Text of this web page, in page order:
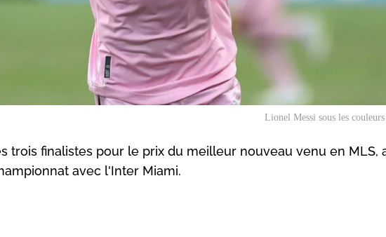
Lionel Messi sous les
trois finalistes pour le prix du meilleur nouveau venu en MLS,
avec l'Inter Miami.